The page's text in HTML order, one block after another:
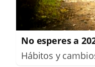
No esperes a
Hábitos y